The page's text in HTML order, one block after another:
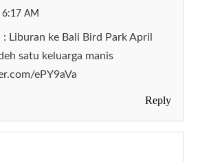
AM
Liburan ke Bali Bird Park April
satu keluarga manis
ePY9aVa
Reply